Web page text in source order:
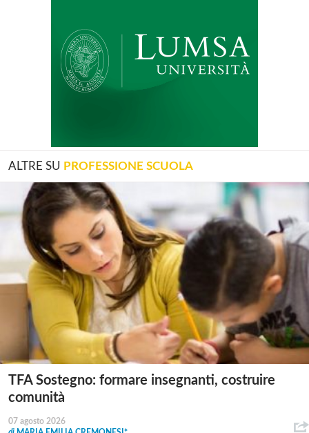
ALTRE SU PROFESSIONE SCUOLA
TFA Sostegno: formare insegnanti, costruire
comunità
07 agosto 2026